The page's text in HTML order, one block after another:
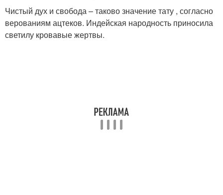
Чистый дух и свобода – таково значение тату , согласно
верованиям ацтеков. Индейская народность приносила
светилу кровавые жертвы.